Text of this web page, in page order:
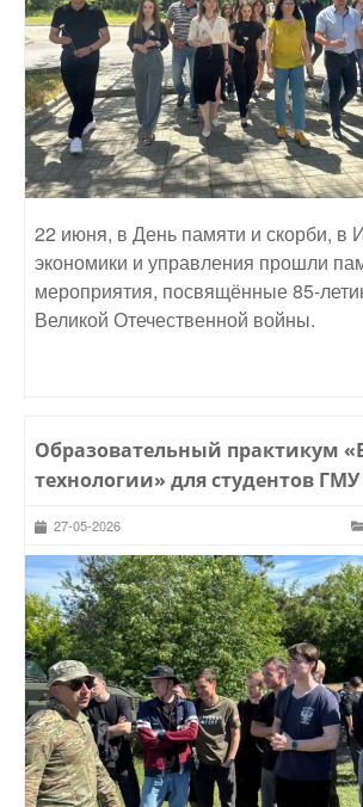
22 июня, в День памяти и скорби, в
экономики и управления прошли
мероприятия, посвящённые 85-
Великой Отечественной войны.
Образовательный практикум
технологии» для студентов ГМУ
27-05-2026